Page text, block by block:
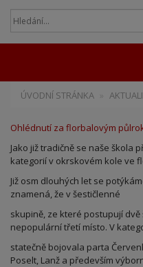
ÚVODNÍ STRÁNKA
Ohlédnutí za florbalovým
Jako již tradičně se naše škola
kategorií v okrskovém kole ve
Již osm dlouhých let se
znamená, že v šestičlenné
skupině, ze které postupují
nepopulární třetí místo. V
statečně bojovala parta
Poselt, Lanž a především